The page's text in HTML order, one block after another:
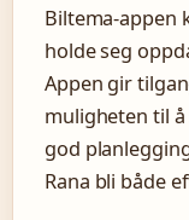
Biltema-appen
holde seg
Appen gir
muligheten til
god
Rana bli både